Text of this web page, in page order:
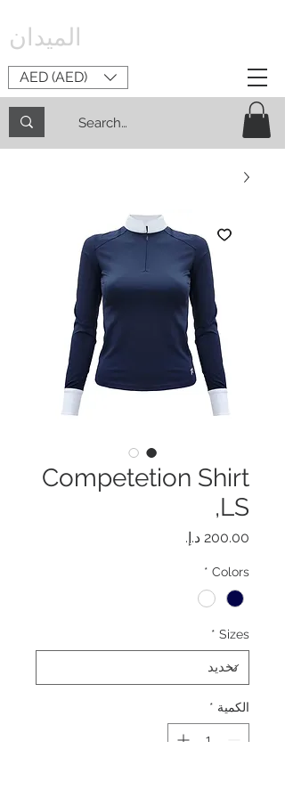
الميدان
AED (AED)
Competetion Shirt
,LS
Colors
*
Sizes
*
الكمية *